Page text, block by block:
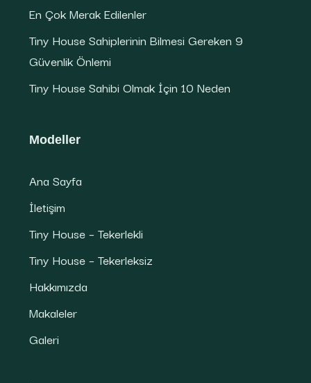
En Çok Merak Edilenler
Tiny House Sahiplerinin Bilmesi Gereken 9
Güvenlik Önlemi
Tiny House Sahibi Olmak İçin 10 Neden
Modeller
Ana Sayfa
İletişim
Tiny House – Tekerlekli
Tiny House – Tekerleksiz
Hakkımızda
Makaleler
Galeri